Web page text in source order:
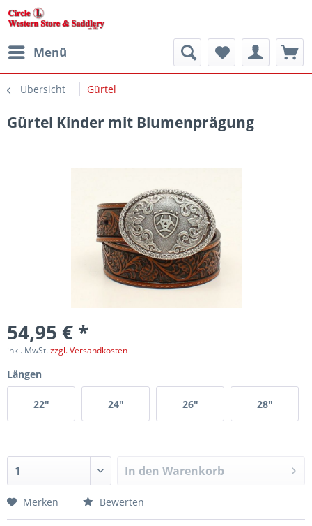
Menü
Übersicht Gürtel
Gürtel Kinder mit Blumenprägung
54,95 € *
inkl. MwSt.zzgl. Versandkosten
Längen
22" 24" 26" 28"
In den Warenkorb
Merken Bewerten